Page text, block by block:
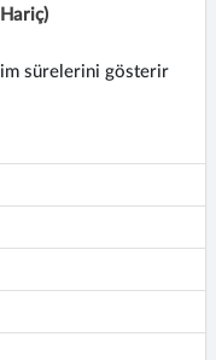
sürelerini gösterir